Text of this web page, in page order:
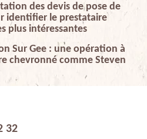
des devis de pose de
identifier le prestataire
plus intéressantes
Sur Gee : une opération à
chevronné comme Steven
32